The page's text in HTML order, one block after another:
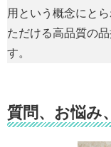
用という概念にと
ただける高品質の
す。
質問、お悩み